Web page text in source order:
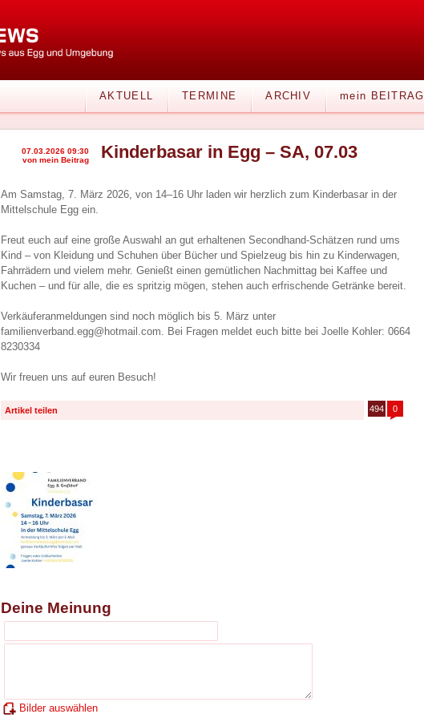
AKTUELL TERMINE ARCHIV mein BEITRAG
07.03.2026 09:30
von mein Beitrag
Kinderbasar in Egg – SA, 07.03
Am Samstag, 7. März 2026, von 14–16 Uhr laden wir herzlich zum Kinderbasar in der
Mittelschule Egg ein.
Freut euch auf eine große Auswahl an gut erhaltenen Secondhand-Schätzen rund ums
Kind – von Kleidung und Schuhen über Bücher und Spielzeug bis hin zu Kinderwagen,
Fahrrädern und vielem mehr. Genießt einen gemütlichen Nachmittag bei Kaffee und
Kuchen – und für alle, die es spritzig mögen, stehen auch erfrischende Getränke bereit.
Verkäuferanmeldungen sind noch möglich bis 5. März unter
familienverband.egg@hotmail.com. Bei Fragen meldet euch bitte bei Joelle Kohler: 0664
8230334
Wir freuen uns auf euren Besuch!
Artikel teilen 494 0
Deine Meinung
Bilder auswählen